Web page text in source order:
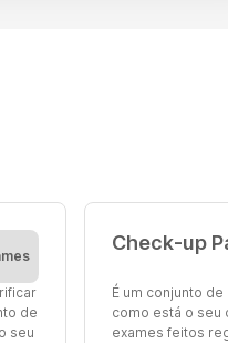
de
seu
Check-up
É um conjunto
como está o seu
exames feitos